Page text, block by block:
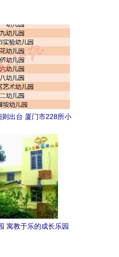
出台 厦门市228所小
寓教于乐的成长乐园